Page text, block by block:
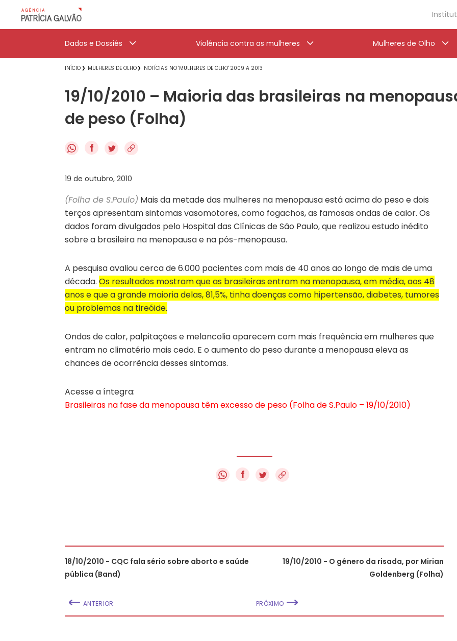
Dados e Dossiês Violência contra as mulheres Mulheres de Olho
INÍCIO MULHERES DE OLHO NOTÍCIAS NO 'MULHERES DE OLHO' 2009 A 2013
19/10/2010 – Maioria das brasileiras na
de peso (Folha)
f
19 de outubro, 2010
(Folha de S.Paulo) Mais da metade das mulheres na menopausa está acima do peso e dois
terços apresentam sintomas vasomotores, como fogachos, as famosas ondas de calor. Os
dados foram divulgados pelo Hospital das Clínicas de São Paulo, que realizou estudo inédito
sobre a brasileira na menopausa e na pós-menopausa.
A pesquisa avaliou cerca de 6.000 pacientes com mais de 40 anos ao longo de mais de uma
década. Os resultados mostram que as brasileiras entram na menopausa, em média, aos 48
anos e que a grande maioria delas, 81,5%, tinha doenças como hipertensão, diabetes, tumores
ou problemas na tireóide.
Ondas de calor, palpitações e melancolia aparecem com mais frequência em mulheres que
entram no climatério mais cedo. E o aumento do peso durante a menopausa eleva as
chances de ocorrência desses sintomas.
Acesse a íntegra:
Brasileiras na fase da menopausa têm excesso de peso (Folha de S.Paulo – 19/10/2010)
f
18/10/2010 - CQC fala sério sobre aborto e saúde
pública (Band)
ANTERIOR
19/10/2010 - O gênero da risada, por Mirian
Goldenberg (Folha)
PRÓXIMO